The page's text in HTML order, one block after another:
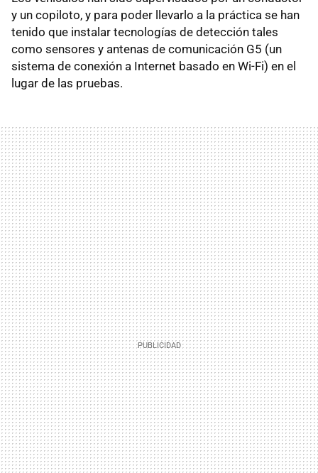
y un copiloto, y para poder llevarlo a la práctica se han
tenido que instalar tecnologías de detección tales
como sensores y antenas de comunicación G5 (un
sistema de conexión a Internet basado en Wi-Fi) en el
lugar de las pruebas.